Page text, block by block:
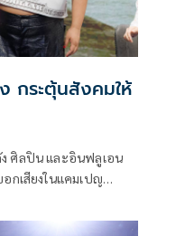
กระตุ้นสังคมให้
ศิลปิน และอินฟลูเอน
กเสียงในแคมเปญ